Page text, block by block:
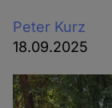
Peter Kurz
18.09.2025